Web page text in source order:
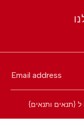
Email address
ל {תנאים ותנאים}